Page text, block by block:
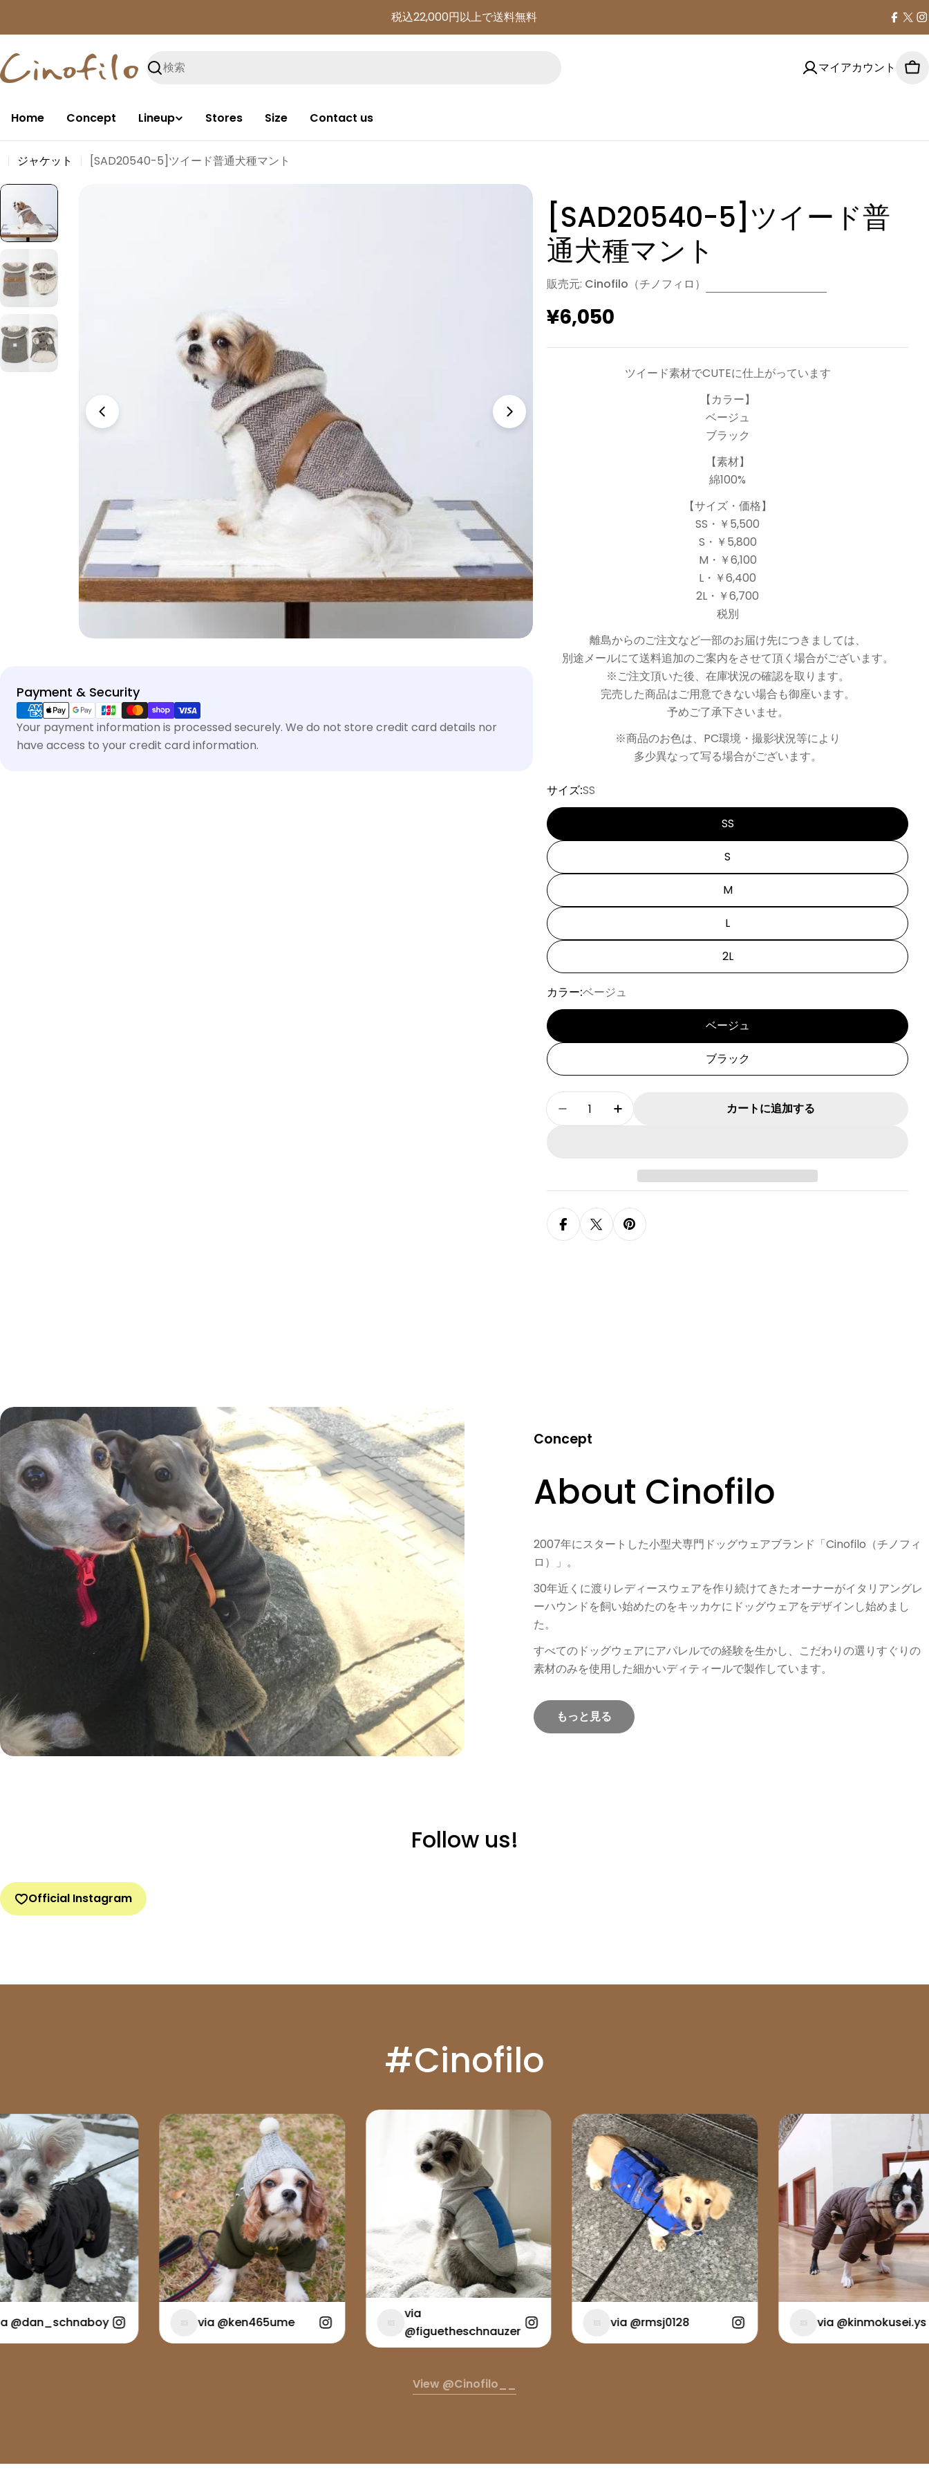
ン
ツ
税込22,000円以上で送料無料
X
検
マイアカウント
カ
Home Concept Lineup Stores Size Contact us
ジャケット
[SAD20540-5]ツイード普通犬種マント
モーダルでメディア (0) を開く
Payment & Security
Your payment information is processed securely. We do not store credit card details nor
have access to your credit card information.
[SAD20540-5]ツイード普
通犬種マント
販売元: Cinofilo（チノフィロ）
通
常
¥6,050
ツイード素材でCUTEに仕上がっています
【カラー】
ベージュ
ブラック
【素材】
綿100%
【サイズ・価格】
SS・￥5,500
S・￥5,800
M・￥6,100
L・￥6,400
2L・￥6,700
税別
離島からのご注文など一部のお届け先につきましては、
別途メールにて送料追加のご案内をさせて頂く場合がございます。
※ご注文頂いた後、在庫状況の確認を取ります。
完売した商品はご用意できない場合も御座います。
予めご了承下さいませ。
※商品のお色は、PC環境・撮影状況等により
多少異なって写る場合がございます。
サイズ:SS
SS
S
M
L
2L
カラー:ベージュ
ベージュ
ブラック
数
量
[SAD20540-5]ツイード普通犬種マントの数量を減らす
[SAD20540-5]ツイード普通犬種マントの数量を増や
カートに追加する
Concept
About Cinofilo
2007年にスタートした小型犬専門ドッグウェアブランド「Cinofilo（チノフィ
ロ）」。
30年近くに渡りレディースウェアを作り続けてきたオーナーがイタリアングレ
ーハウンドを飼い始めたのをキッカケにドッグウェアをデザインし始めまし
た。
すべてのドッグウェアにアパレルでの経験を生かし、こだわりの選りすぐりの
素材のみを使用した細かいディティールで製作しています。
もっと見る
Follow us!
Official Instagram
#Cinofilo
via @ken465ume
@figuetheschnauzer
via @rmsj0128 via @kinmokusei.ys
View @cinofilo__